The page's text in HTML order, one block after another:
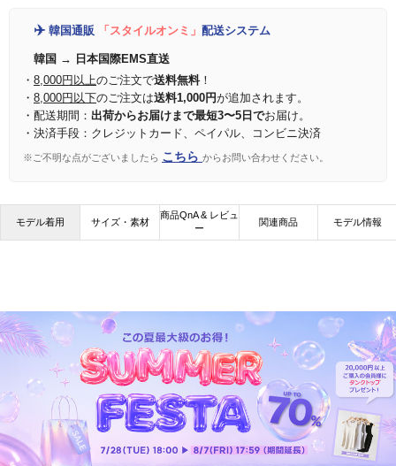
✈️ 韓国通販 「スタイルオンミ」 配送システム
韓国 → 日本国際EMS直送
・ 8,000円以上のご注文で送料無料！
・ 8,000円以下のご注文は送料1,000円が追加されます。
・配送期間： 出荷からお届けまで最短3〜5日でお届け。
・決済手段：クレジットカード、ペイパル、コンビニ決済
※ご不明な点がございましたら こちら からお問い合わせください。
モデル着用 サイズ・素材
商品QnA & レビュ
ー
関連商品 モデル情報